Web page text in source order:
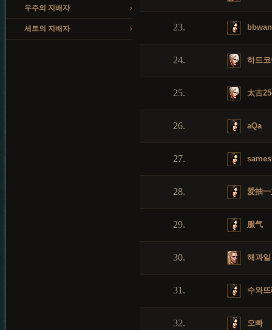
우주의 지배자
세트의 지배자 23.
24. 하드
25. 太古
26. aQa
27.
28. 爱抽
29. 服气
30. 해과일
31. 수와
32. 오빠